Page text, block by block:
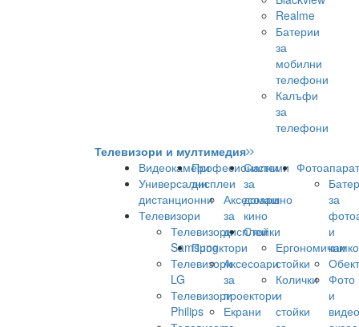
Realme
Батерии
за
мобилни
телефони
Калъфи
за
телефони
Телевизори и мултимедия
Видеокамери
Универсални
дистанционни
Телевизори
Телевизори
Samsung
Телевизори
LG
Телевизори
Philips
Професионални
дисплеи
Аксесоари
за
дисплеи
Проектори
Аксесоари
за
проектори
Екрани
Системи
за
домашно
кино
Стойки
Ергономични
стойки
Колички
и
стойки
за
и
Фото
и
видео